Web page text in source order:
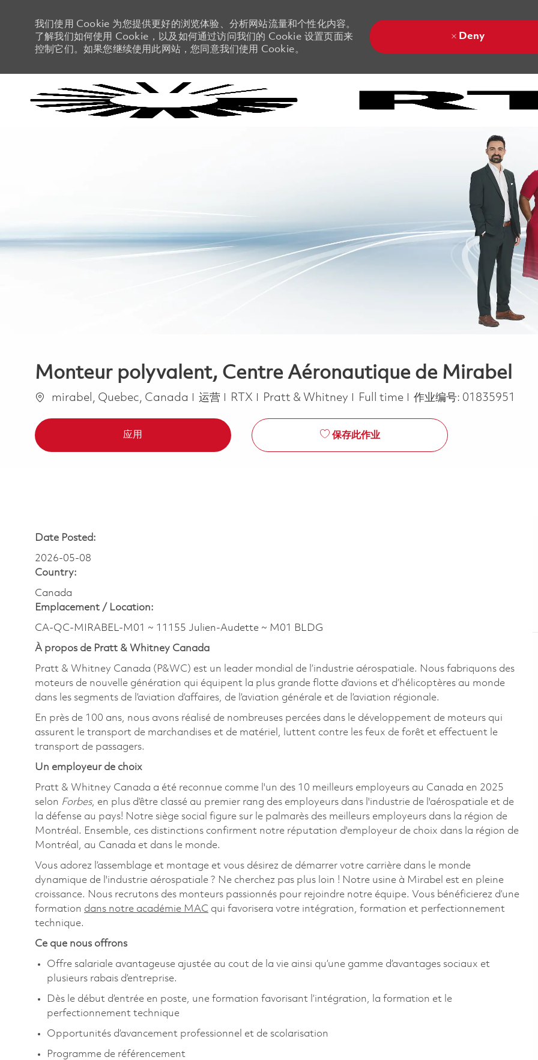
我们使用 Cookie 为您提供更好的浏览体验、分析网站流量和个性化内容。
了解我们如何使用 Cookie，以及如何通过访问我们的 Cookie 设置页面来
控制它们。如果您继续使用此网站，您同意我们使用 Cookie。
Deny
Monteur polyvalent, Centre Aéronautique de Mirabel
位置mirabel, Quebec, Canada 类别
运营 RTX Pratt & Whitney Job Type
Full time 作业编号: 01835951
应用 保存此作业
Date Posted:
2026-05-08
Country:
Canada
Emplacement / Location:
CA-QC-MIRABEL-M01 ~ 11155 Julien-Audette ~ M01 BLDG
À propos de Pratt & Whitney Canada
Pratt & Whitney Canada (P&WC) est un leader mondial de l’industrie aérospatiale. Nous fabriquons des
moteurs de nouvelle génération qui équipent la plus grande flotte d’avions et d’hélicoptères au monde
dans les segments de l’aviation d’affaires, de l’aviation générale et de l’aviation régionale.
En près de 100 ans, nous avons réalisé de nombreuses percées dans le développement de moteurs qui
assurent le transport de marchandises et de matériel, luttent contre les feux de forêt et effectuent le
transport de passagers.
Un employeur de choix
Pratt & Whitney Canada a été reconnue comme l'un des 10 meilleurs employeurs au Canada en 2025
selon Forbes, en plus d’être classé au premier rang des employeurs dans l'industrie de l'aérospatiale et de
la défense au pays! Notre siège social figure sur le palmarès des meilleurs employeurs dans la région de
Montréal. Ensemble, ces distinctions confirment notre réputation d'employeur de choix dans la région de
Montréal, au Canada et dans le monde.
Vous adorez l’assemblage et montage et vous désirez de démarrer votre carrière dans le monde
dynamique de l'industrie aérospatiale ? Ne cherchez pas plus loin ! Notre usine à Mirabel est en pleine
croissance. Nous recrutons des monteurs passionnés pour rejoindre notre équipe. Vous bénéficierez d’une
formation dans notre académie MAC qui favorisera votre intégration, formation et perfectionnement
technique.
Ce que nous offrons
Offre salariale avantageuse ajustée au cout de la vie ainsi qu’une gamme d’avantages sociaux et
plusieurs rabais d’entreprise.
Dès le début d’entrée en poste, une formation favorisant l’intégration, la formation et le
perfectionnement technique
Opportunités d’avancement professionnel et de scolarisation
Programme de référencement